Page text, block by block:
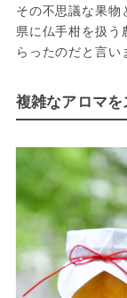
その不思議な果
県に仏手柑を扱う
らったのだと言い
複雑なアロマ